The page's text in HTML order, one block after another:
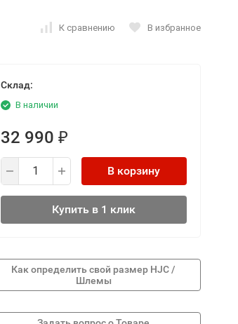
К сравнению В избранное
Склад:
В наличии
32 990 ₽
В корзину
Купить в 1 клик
Как определить свой размер HJC /
Шлемы